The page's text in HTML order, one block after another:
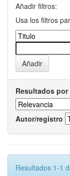
Añadir filtros:
Usa los filtros
Resultados por
Autor/registro
Resultados 1-1